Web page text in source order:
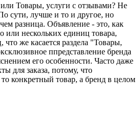
Товары, услуги с отзывами? Не
сути, лучше и то и другое, но
разница. Объявление - это, как
или нескольких единиц товара,
что же касается раздела "Товары,
ппредставление бренда
его особенности. Часто даже
для заказа, потому, что
конкретный товар, а бренд в целом